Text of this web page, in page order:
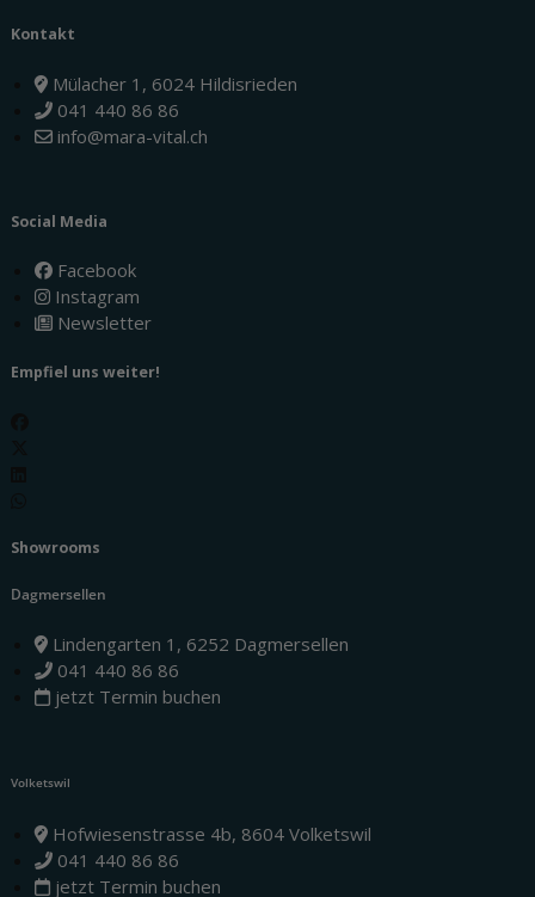
Kontakt
Mülacher 1, 6024 Hildisrieden
041 440 86 86
info@mara-vital.ch
Social Media
Facebook
Instagram
Newsletter
Empfiel uns weiter!
Showrooms
Dagmersellen
Lindengarten 1, 6252 Dagmersellen
041 440 86 86
jetzt Termin buchen
Volketswil
Hofwiesenstrasse 4b, 8604 Volketswil
041 440 86 86
jetzt Termin buchen